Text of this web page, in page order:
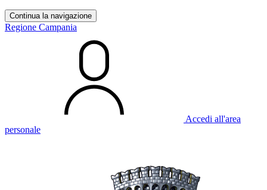
Continua la navigazione
Regione Campania
Accedi all'area
personale